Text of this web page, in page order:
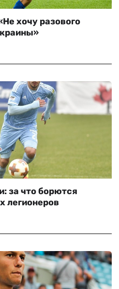
хочу разового
за что борются
легионеров